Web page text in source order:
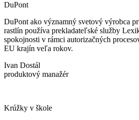
DuPont
DuPont ako významný svetový výrobca
rastlín používa prekladateľské služby
spokojnosti v rámci autorizačných
EU krajín veľa rokov.
Ivan Dostál
produktový manažér
Krúžky v škole